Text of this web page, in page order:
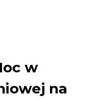
w
na